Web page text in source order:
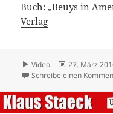
Heinrich Böll –
Der Kunstverein.
Zukunftsmusik?
61. Akademie-
Ausstellung KUNST